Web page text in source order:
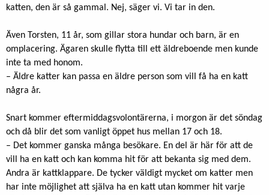
katten, den är så gammal. Nej, säger vi. Vi tar in den.
Även Torsten, 11 år, som gillar stora hundar och barn, är en
omplacering. Ägaren skulle flytta till ett äldreboende men kunde
inte ta med honom.
– Äldre katter kan passa en äldre person som vill få ha en katt
några år.
Snart kommer eftermiddagsvolontärerna, i morgon är det söndag
och då blir det som vanligt öppet hus mellan 17 och 18.
– Det kommer ganska många besökare. En del är här för att de
vill ha en katt och kan komma hit för att bekanta sig med dem.
Andra är kattklappare. De tycker väldigt mycket om katter men
har inte möjlighet att själva ha en katt utan kommer hit varje